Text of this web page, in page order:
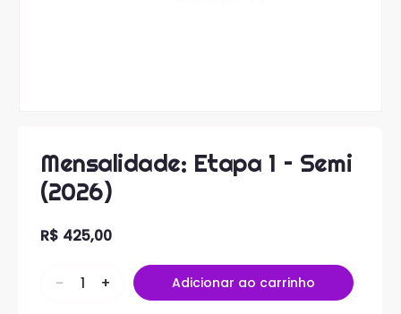
Mensalidade: Etapa 1 – Semi
(2026)
R$ 425,00
- + Adicionar ao carrinho